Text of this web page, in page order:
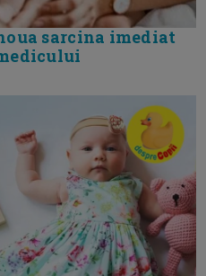
sarcina imediat